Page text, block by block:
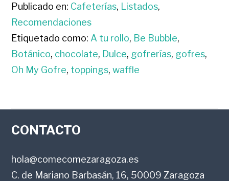
Publicado en: Cafeterías, Listados,
Recomendaciones
Etiquetado como: A tu rollo, Be Bubble,
Botánico, chocolate, Dulce, gofrerías, gofres,
Oh My Gofre, toppings,waffle
FOOTER
CONTACTO
hola@comecomezaragoza.es
C. de Mariano Barbasán, 16, 50009 Zaragoza